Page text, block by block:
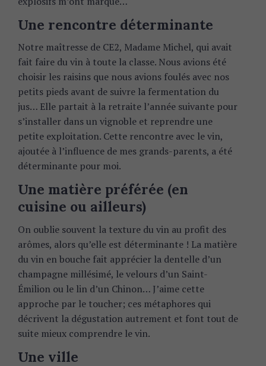
Une rencontre déterminante
Notre maîtresse de CE2, Madame Michel, qui avait
fait faire du vin à toute la classe. Nous avions été
choisir les raisins que nous avions foulés avec nos
petits pieds avant de suivre la fermentation du
jus… Elle partait à la retraite l’année suivante pour
s’installer dans un vignoble et reprendre une
petite exploitation. Cette rencontre avec le vin,
ajoutée à l’influence de mes grands-parents, a été
déterminante pour moi.
Une matière préférée (en
cuisine ou ailleurs)
On oublie souvent la texture du vin au profit des
arômes, alors qu’elle est déterminante ! La matière
du vin en bouche fait apprécier la dentelle d’un
champagne millésimé, le velours d’un Saint-
Émilion ou le lin d’un Chinon… J’aime cette
approche par le toucher; ces métaphores qui
décrivent la dégustation autrement et font tout de
suite mieux comprendre le vin.
Une ville